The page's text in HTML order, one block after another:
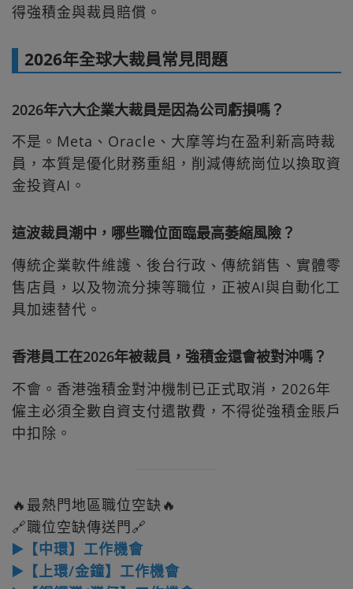
得強積金與裁員賠償。
2026年全球大裁員常見問題
2026年六大企業大裁員是因為公司虧損嗎？
不是。Meta、Oracle、大摩等均在盈利新高時裁
員，本質是優化財務重組，削減傳統崗位以換取資
金投資AI。
這波裁員潮中，哪些職位面臨最高萎縮風險？
傳統企業軟件維護、後台行政、傳統銷售、實體零
售店員，以及物流分揀等職位，正被AI與自動化工
具加速替代。
香港員工在2026年被裁員，強積金還會被對沖嗎？
不會。香港強積金對沖機制已正式取消，2026年
僱主必須全數自資支付遣散費，不得從強積金賬戶
中扣除。
🔥最熱門地區職位空缺🔥
🔗職位空缺傳送門🔗
▶️【中環】工作機會
▶️【上環/金鐘】工作機會